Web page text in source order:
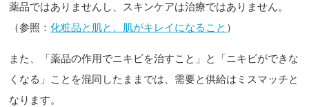
薬品ではありませんし、スキンケアは治療ではありません。
（参照：化粧品と肌と、肌がキレイになること ）
また、「薬品の作用でニキビを治すこと」と「ニキビができな
くなる」ことを混同したままでは、需要と供給はミスマッチと
なります。